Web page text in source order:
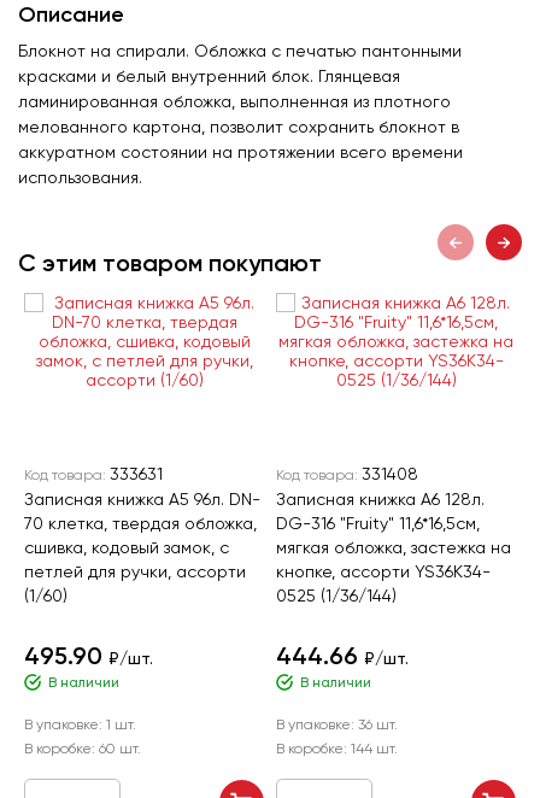
Описание
Блокнот на спирали. Обложка с печатью пантонными
красками и белый внутренний блок. Глянцевая
ламинированная обложка, выполненная из плотного
мелованного картона, позволит сохранить блокнот в
аккуратном состоянии на протяжении всего времени
использования.
С этим товаром покупают
Код товара: 333631
Записная книжка А5 96л. DN-
70 клетка, твердая обложка,
сшивка, кодовый замок, с
петлей для ручки, ассорти
(1/60)
495.90 ₽/шт.
В наличии
В упаковке: 1 шт.
В коробке: 60 шт.
Код товара: 331408
Записная книжка А6 128л.
DG-316 "Fruity" 11,6*16,5см,
мягкая обложка, застежка на
кнопке, ассорти YS36K34-
0525 (1/36/144)
444.66 ₽/шт.
В наличии
В упаковке: 36 шт.
В коробке: 144 шт.